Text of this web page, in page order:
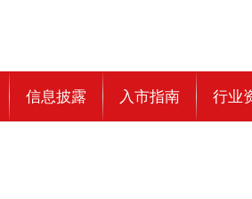
信息披露 入市指南 行业